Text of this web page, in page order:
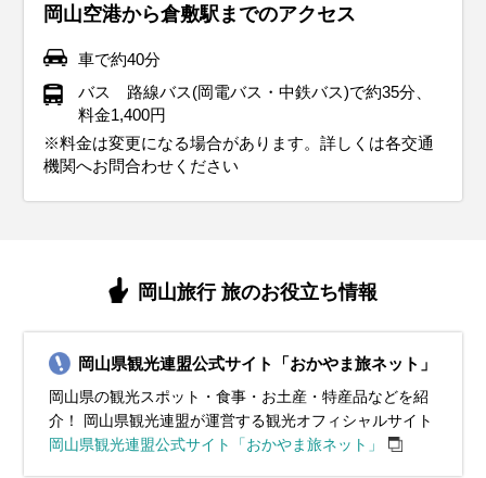
紅葉シーズン、イルミネーションシーズン、雲海シーズン（備中
（岡山市）、秋の烏城灯源郷（岡山市）、旧閑谷学校ライトアッ
プ（備前市）、奥津もみじ祭り（鏡野町）、津山城もみじ祭り
（津山市）、サンセットフェスタ in こじま（倉敷市）、児島フェ
ス ＃せんいさい（倉敷市）、くらしき きらめきのみち（倉敷
市）、ままかり（旬）
イルミネーションシーズン、雲海シーズン（備中松山城・弥高
FANTASY（岡山市）、お火たき大祭（最上稲荷・岡山市）、キャ
ンドルファンタジー in 湯原温泉（真庭市）、くらしき きらめき
のみち（倉敷市）、牡蠣（旬）
イルミネーションシーズン、田倉牛神社大祭（備前市）、しし祭
（岡山市）、牡蠣（旬）
つり（真庭市）、恩原高原氷紋まつり（鏡野町）、ひなせかき祭
倉敷春宵あかり（倉敷市）
（倉敷市）、燦然（さんぜん）新酒祭（倉敷市）、湯原温泉 桜ま
ハートランド倉敷（倉敷市）、真鍋島の走り神輿（真鍋島）、さ
市）、6・26 露天風呂の日（湯原温泉・真庭市）
海水浴シーズン、果物狩り（ぶどう・マスカットなど）岡山後楽
キット花火大会（美作市）、落合納涼花火大会（真庭市）、白桃
（旬）、千両ナス（旬）、ままかり（旬）
岡山空港から倉敷駅までのアクセス
車で約40分
バス 路線バス(岡電バス・中鉄バス)で約35分、
料金1,400円
※料金は変更になる場合があります。詳しくは各交通
機関へお問合わせください
岡山旅行 旅のお役立ち情報
岡山県観光連盟公式サイト「おかやま旅ネット」
岡山県の観光スポット・食事・お土産・特産品などを紹
介！ 岡山県観光連盟が運営する観光オフィシャルサイト
岡山県観光連盟公式サイト「おかやま旅ネット」